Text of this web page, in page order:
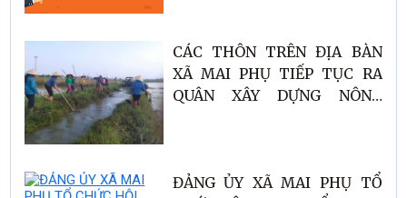
CÁC THÔN TRÊN ĐỊA BÀN
XÃ MAI PHỤ TIẾP TỤC RA
QUÂN XÂY DỰNG NÔNG
ĐẢNG ỦY XÃ MAI PHỤ TỔ